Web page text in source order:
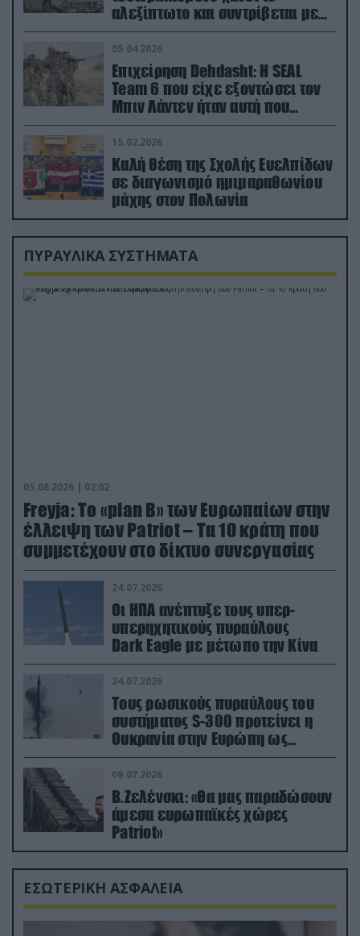
αλεξίπτωτο και συντρίβεται με
ορμή στο έδαφος (βίντεο)
05.04.2026
Επιχείρηση Dehdasht: Η SEAL
Team 6 που είχε εξοντώσει τον
Μπιν Λάντεν ήταν αυτή που
διέσωσε τον πιλότο του F-15
15.02.2026
Καλή θέση της Σχολής Ευελπίδων
σε διαγωνισμό ημιμαραθωνίου
μάχης στον Πολωνία
ΠΥΡΑΥΛΙΚΑ ΣΥΣΤΗΜΑΤΑ
05.08.2026 | 02:02
Freyja: Το «plan Β» των Ευρωπαίων στην
έλλειψη των Patriot – Τα 10 κράτη που
συμμετέχουν στο δίκτυο συνεργασίας
24.07.2026
Οι ΗΠΑ ανέπτυξε τους υπερ-
υπερηχητικούς πυραύλους
Dark Eagle με μέτωπο την Κίνα
24.07.2026
Τους ρωσικούς πυραύλους του
συστήματος S-300 προτείνει η
Ουκρανία στην Ευρώπη ως
αντιβαλλιστικό σύστημα
09.07.2026
Β.Ζελένσκι: «Θα μας παραδώσουν
άμεσα ευρωπαϊκές χώρες
Patriot»
ΕΣΩΤΕΡΙΚΗ ΑΣΦΑΛΕΙΑ